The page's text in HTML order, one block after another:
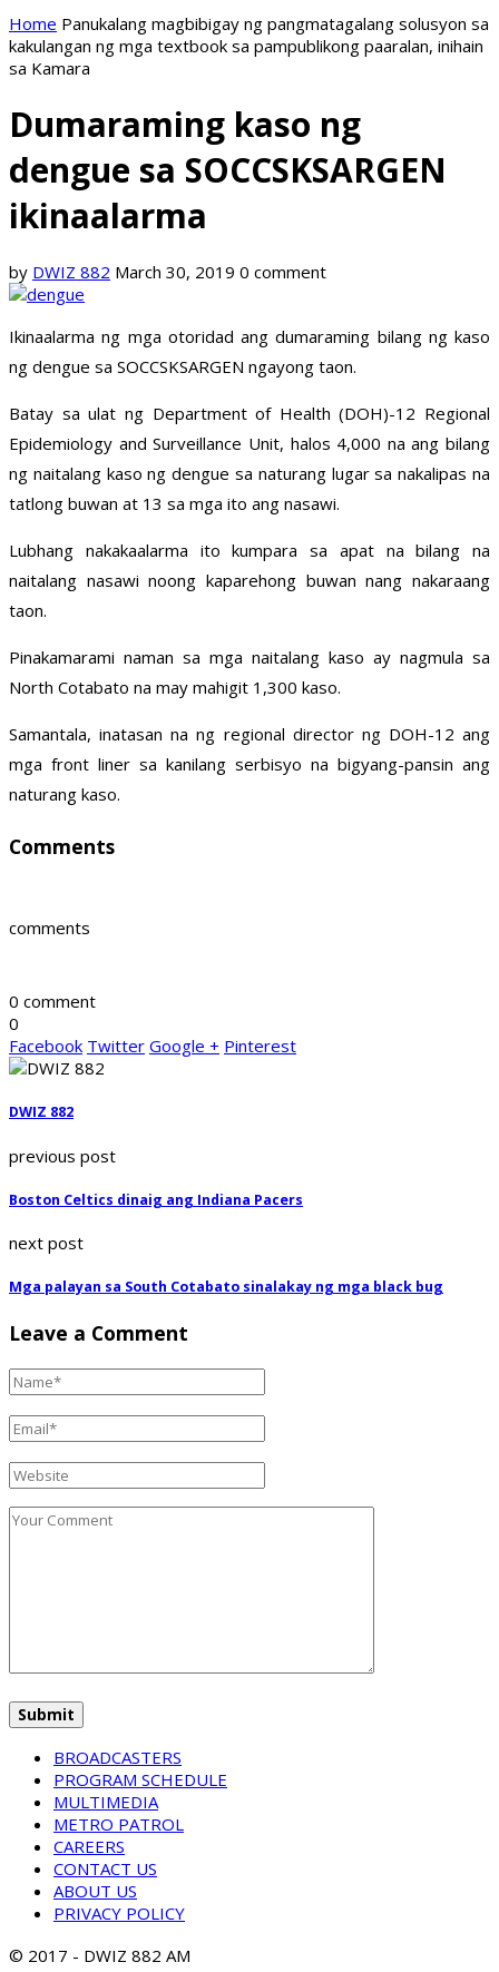
Home Panukalang magbibigay ng pangmatagalang solusyon sa
kakulangan ng mga textbook sa pampublikong paaralan, inihain
sa Kamara
Dumaraming kaso ng
dengue sa SOCCSKSARGEN
ikinaalarma
by DWIZ 882 March 30, 2019 0 comment
Ikinaalarma ng mga otoridad ang dumaraming bilang ng kaso
ng dengue sa SOCCSKSARGEN ngayong taon.
Batay sa ulat ng Department of Health (DOH)-12 Regional
Epidemiology and Surveillance Unit, halos 4,000 na ang bilang
ng naitalang kaso ng dengue sa naturang lugar sa nakalipas na
tatlong buwan at 13 sa mga ito ang nasawi.
Lubhang nakakaalarma ito kumpara sa apat na bilang na
naitalang nasawi noong kaparehong buwan nang nakaraang
taon.
Pinakamarami naman sa mga naitalang kaso ay nagmula sa
North Cotabato na may mahigit 1,300 kaso.
Samantala, inatasan na ng regional director ng DOH-12 ang
mga front liner sa kanilang serbisyo na bigyang-pansin ang
naturang kaso.
Comments
comments
0 comment
0
Facebook Twitter Google + Pinterest
DWIZ 882
previous post
Boston Celtics dinaig ang Indiana Pacers
next post
Mga palayan sa South Cotabato sinalakay ng mga black bug
Leave a Comment
BROADCASTERS
PROGRAM SCHEDULE
MULTIMEDIA
METRO PATROL
CAREERS
CONTACT US
ABOUT US
PRIVACY POLICY
© 2017 - DWIZ 882 AM